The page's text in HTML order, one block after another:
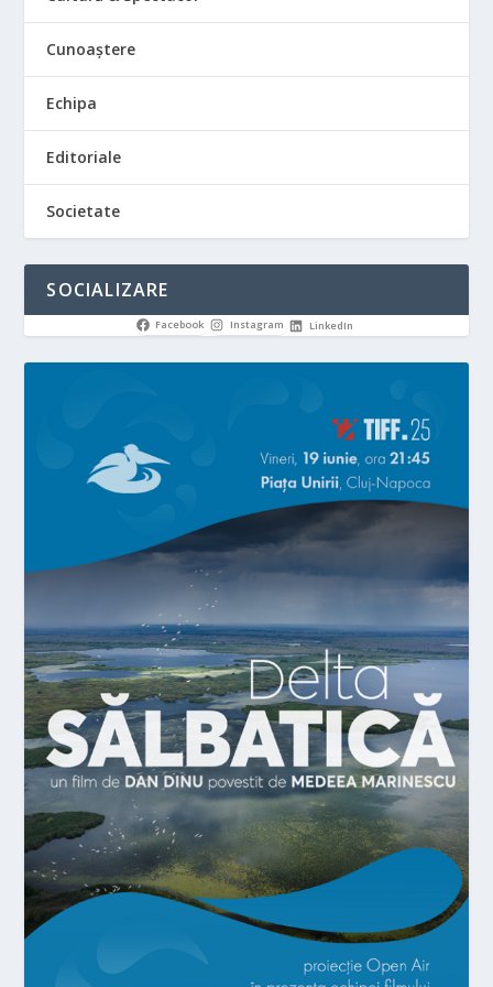
Cunoaștere
Echipa
Editoriale
Societate
SOCIALIZARE
Facebook Instagram LinkedIn